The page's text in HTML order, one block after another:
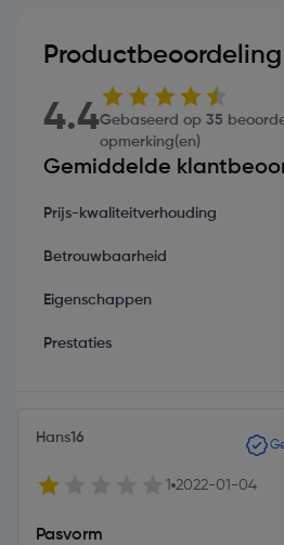
Productbeoordeling
4.4Gebaseerd op 35
opmerking(en)
Gemiddelde
Prijs-kwaliteitverhouding
Betrouwbaarheid
Eigenschappen
Prestaties
Hans16
1 2022-01-04
Pasvorm